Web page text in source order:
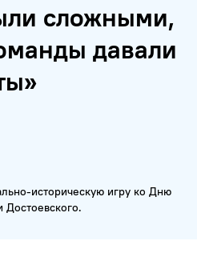
сложными,
давали
историческую игру ко Дню